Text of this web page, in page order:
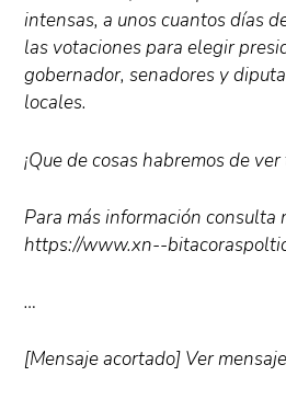
intensas, a unos cuantos días
las votaciones para elegir
gobernador, senadores y
locales.
¡Que de cosas habremos de
Para más información consulta
https://www.xn--
…
[Mensaje acortado] Ver